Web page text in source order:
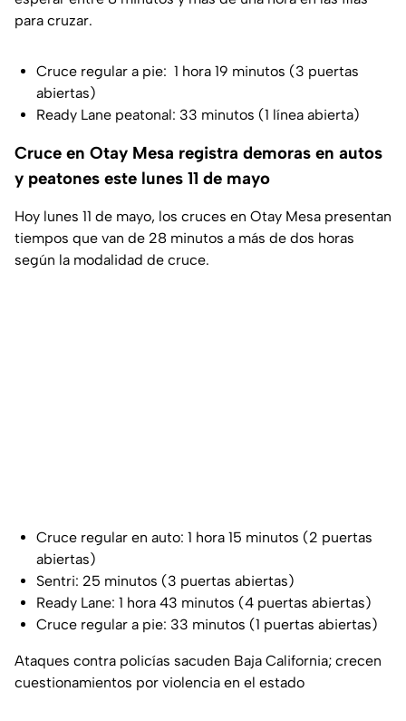
para cruzar.
Cruce regular a pie: 1 hora 19 minutos (3 puertas
abiertas)
Ready Lane peatonal: 33 minutos (1 línea abierta)
Cruce en Otay Mesa registra demoras en autos
y peatones este lunes 11 de mayo
Hoy lunes 11 de mayo, los cruces en Otay Mesa presentan
tiempos que van de 28 minutos a más de dos horas
según la modalidad de cruce.
Cruce regular en auto: 1 hora 15 minutos (2 puertas
abiertas)
Sentri: 25 minutos (3 puertas abiertas)
Ready Lane: 1 hora 43 minutos (4 puertas abiertas)
Cruce regular a pie: 33 minutos (1 puertas abiertas)
Ataques contra policías sacuden Baja California; crecen
cuestionamientos por violencia en el estado